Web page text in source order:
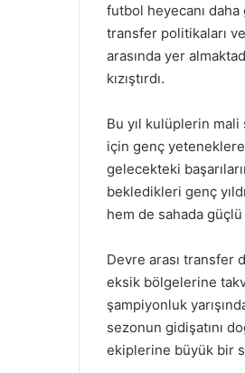
futbol heyecanı
transfer politikaları
arasında yer
kızıştırdı.
Bu yıl kulüplerin mali
için genç yeteneklere
gelecekteki
bekledikleri genç
hem de sahada
Devre arası transfer
eksik bölgelerine
şampiyonluk
sezonun gidişatını
ekiplerine büyük bir